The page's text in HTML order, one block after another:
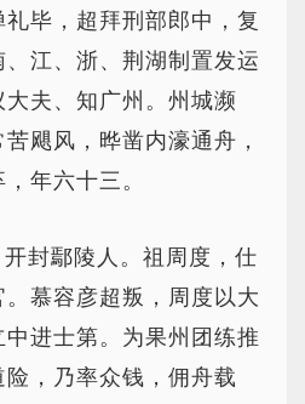
毕，超拜刑部郎中，复
江、浙、荆湖制置发运
夫、知广州。州城濒
飓风，晔凿内濠通舟，
年六十三。
封鄢陵人。祖周度，仕
慕容彦超叛，周度以大
进士第。为果州团练推
，乃率众钱，佣舟载